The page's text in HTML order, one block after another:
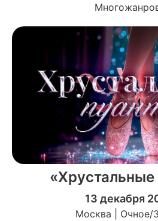
«Хрустальные
13 декабря
Москва | Очное/